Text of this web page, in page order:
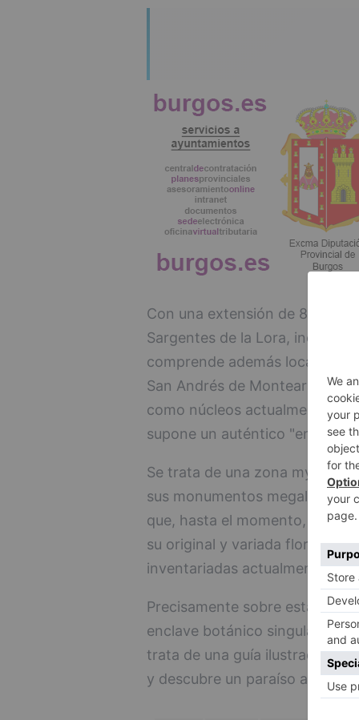
Con una extensión de 86'22
Sargentes de la Lora, incluido
comprende además
San Andrés de Montearados,
como núcleos actualmente
supone un auténtico "enclave
Se trata de una zona my
sus monumentos megalíticos,
que, hasta el momento, han
su original y variada flora, con
inventariadas actualmente.
Precisamente sobre esta
enclave botánico singular' es
trata de una guía ilustrada de
y descubre un paraíso a tan